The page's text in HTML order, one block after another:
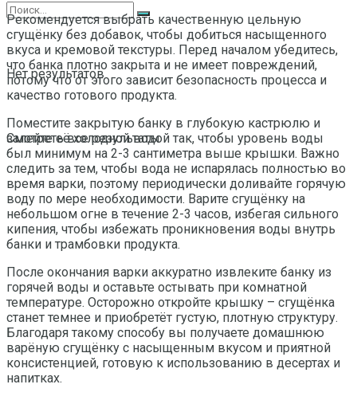
Нет результатов
Смотреть все результаты
Рекомендуется выбрать качественную цельную
сгущёнку без добавок, чтобы добиться насыщенного
вкуса и кремовой текстуры. Перед началом убедитесь,
что банка плотно закрыта и не имеет повреждений,
потому что от этого зависит безопасность процесса и
качество готового продукта.
Поместите закрытую банку в глубокую кастрюлю и
залейте её холодной водой так, чтобы уровень воды
был минимум на 2-3 сантиметра выше крышки. Важно
следить за тем, чтобы вода не испарялась полностью во
время варки, поэтому периодически доливайте горячую
воду по мере необходимости. Варите сгущёнку на
небольшом огне в течение 2-3 часов, избегая сильного
кипения, чтобы избежать проникновения воды внутрь
банки и трамбовки продукта.
После окончания варки аккуратно извлеките банку из
горячей воды и оставьте остывать при комнатной
температуре. Осторожно откройте крышку – сгущёнка
станет темнее и приобретёт густую, плотную структуру.
Благодаря такому способу вы получаете домашнюю
варёную сгущёнку с насыщенным вкусом и приятной
консистенцией, готовую к использованию в десертах и
напитках.